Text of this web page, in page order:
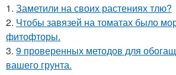
1. Заметили на своих растениях тлю?
2. Чтобы завязей на томатах было
фитофторы.
3. 9 проверенных методов для
вашего грунта.